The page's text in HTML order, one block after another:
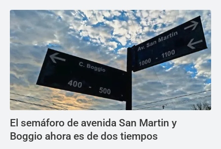
El semáforo de avenida San Martin y
Boggio ahora es de dos tiempos